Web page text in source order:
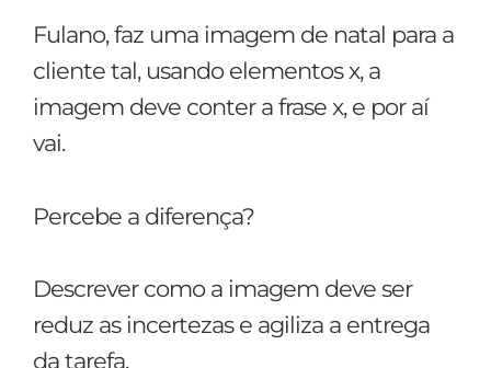
Fulano, faz uma imagem de natal para a
cliente tal, usando elementos x, a
imagem deve conter a frase x, e por aí
vai.
Percebe a diferença?
Descrever como a imagem deve ser
reduz as incertezas e agiliza a entrega
da tarefa.